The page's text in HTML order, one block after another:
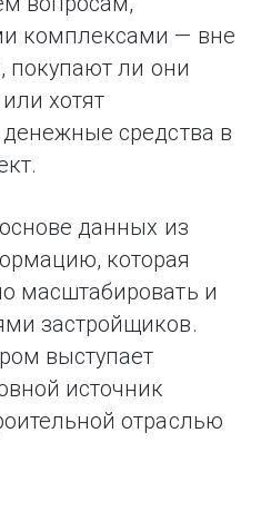
комплексами — вне
покупают ли они
хотят
средства в
данных из
которая
масштабировать и
застройщиков.
выступает
источник
отраслью